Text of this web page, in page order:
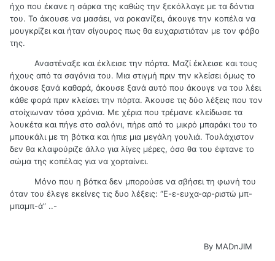
ήχο που έκανε η σάρκα της καθώς την ξεκόλλαγε με τα δόντια
του. Το άκουσε να μασάει, να ροκανίζει, άκουγε την κοπέλα να
μουγκρίζει και ήταν σίγουρος πως θα ευχαριστιόταν με τον φόβο
της.
Αναστέναξε και έκλεισε την πόρτα. Μαζί έκλεισε και τους
ήχους από τα σαγόνια του. Μια στιγμή πριν την κλείσει όμως το
άκουσε ξανά καθαρά, άκουσε ξανά αυτό που άκουγε να του λέει
κάθε φορά πριν κλείσει την πόρτα. Άκουσε τις δύο λέξεις που τον
στοίχιωναν τόσα χρόνια. Με χέρια που τρέμανε κλείδωσε τα
λουκέτα και πήγε στο σαλόνι, πήρε από το μικρό μπαράκι του το
μπουκάλι με τη βότκα και ήπιε μια μεγάλη γουλιά. Τουλάχιστον
δεν θα κλαψούριζε άλλο για λίγες μέρες, όσο θα του έφτανε το
σώμα της κοπέλας για να χορταίνει.
Μόνο που η βότκα δεν μπορούσε να σβήσει τη φωνή του
όταν του έλεγε εκείνες τις δυο λέξεις: “Ε-ε-ευχα-αρ-ριστώ μπ-
μπαμπ-ά” ..-
By MADnJIM